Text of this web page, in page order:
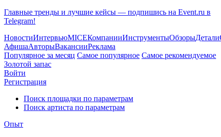
Главные тренды и лучшие кейсы — подпишись на Event.ru в
Telegram!
НовостиИнтервьюMICEКомпанииИнструментыОбзорыДетали
АфишаАвторыВакансииРеклама
Популярное за месяц Самое популярное Самое рекомендуемое
Золотой запас
Войти
Регистрация
Поиск площадки по параметрам
Поиск артиста по параметрам
Опыт